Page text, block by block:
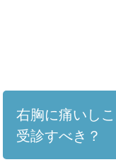
右胸に痛いし
受診すべき？